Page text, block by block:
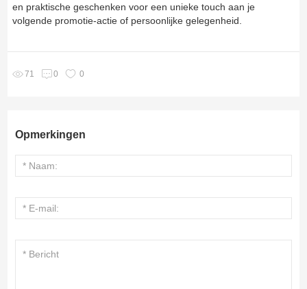
en praktische geschenken voor een unieke touch aan je
volgende promotie-actie of persoonlijke gelegenheid.
71 0 0
Opmerkingen